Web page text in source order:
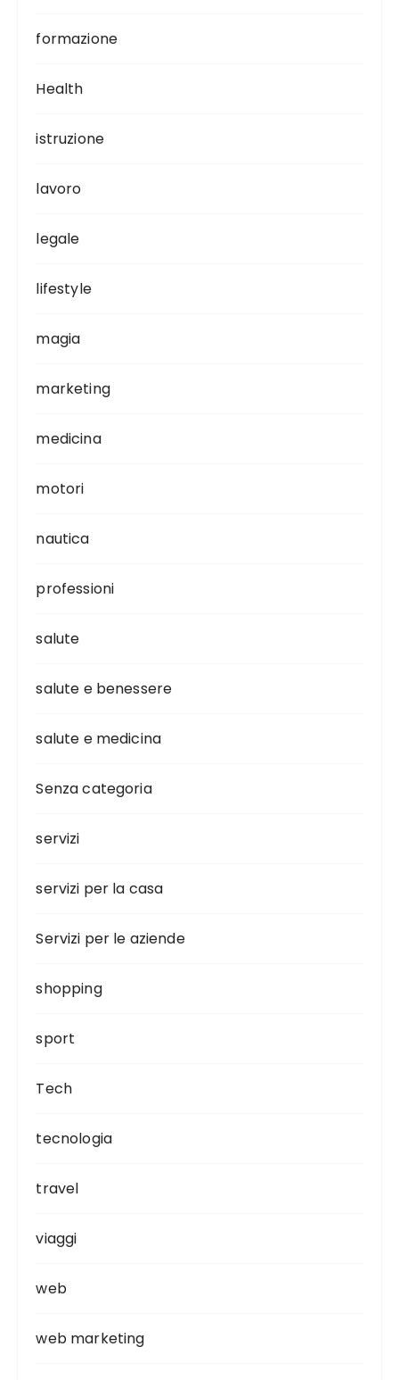
formazione
Health
istruzione
lavoro
legale
lifestyle
magia
marketing
medicina
motori
nautica
professioni
salute
salute e benessere
salute e medicina
Senza categoria
servizi
servizi per la casa
Servizi per le aziende
shopping
sport
Tech
tecnologia
travel
viaggi
web
web marketing